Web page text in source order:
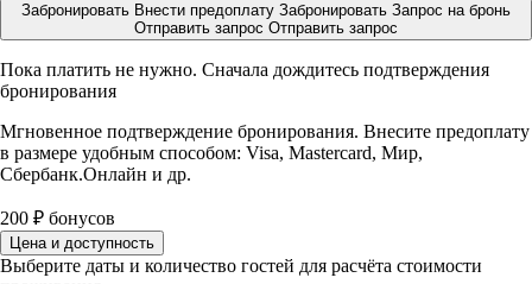
Забронировать Внести предоплату Забронировать Запрос на бронь
Отправить запрос Отправить запрос
Пока платить не нужно. Сначала дождитесь подтверждения
бронирования
Мгновенное подтверждение бронирования. Внесите предоплату
в размере удобным способом: Visa, Mastercard, Мир,
Сбербанк.Онлайн и др.
200 ₽ бонусов
Цена и доступность
Выберите даты и количество гостей для расчёта стоимости